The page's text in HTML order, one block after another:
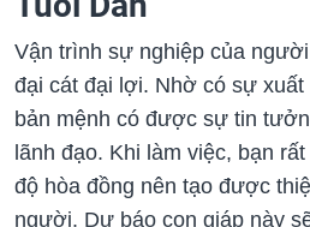
Vận trình sự nghiệp của
đại cát đại lợi. Nhờ có sự xuất
bản mệnh có được sự tin
lãnh đạo. Khi làm việc, bạn
độ hòa đồng nên tạo được
người. Dự báo con giáp này